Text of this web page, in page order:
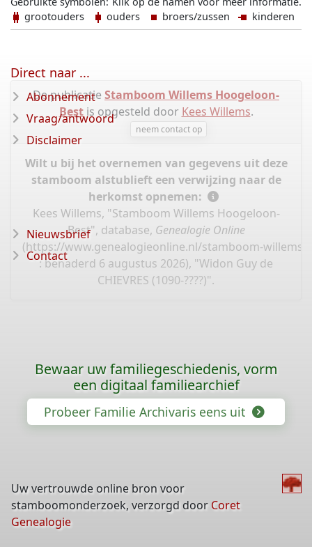
grootouders
ouders broers/zussen kinderen
De publicatie Stamboom Willems Hoogeloon-
Bestis opgesteld door Kees Willems.
neem contact op
Wilt u bij het overnemen van gegevens uit deze
stamboom alstublieft een verwijzing naar de
herkomst opnemen:
Kees Willems, "Stamboom Willems Hoogeloon-
Best", database, Genealogie Online
(https://www.genealogieonline.nl/stamboom-willems-
: benaderd 6 augustus 2026), "Widon Guy de
CHIEVRES (1090-????)".
Direct naar ...
Abonnement
Vraag/antwoord
Disclaimer
Nieuwsbrief
Contact
Bewaar uw familiegeschiedenis, vorm
een digitaal familiearchief
Probeer Familie Archivaris eens uit
Uw vertrouwde online bron voor
stamboomonderzoek, verzorgd door Coret
Genealogie